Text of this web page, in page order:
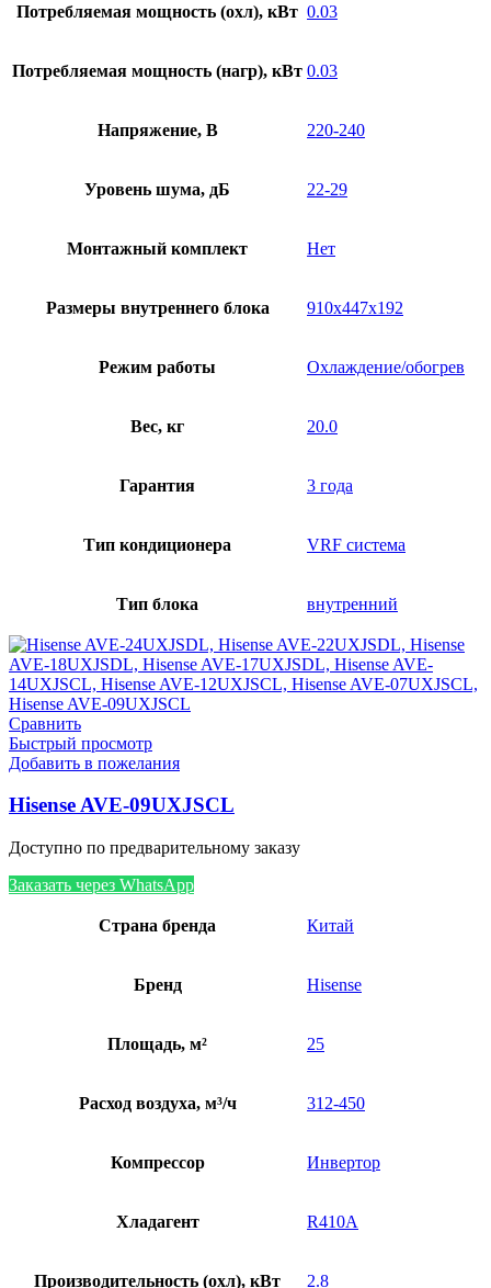
Потребляемая мощность (охл), кВт 0.03
Потребляемая мощность (нагр), кВт 0.03
Напряжение, В 220-240
Уровень шума, дБ 22-29
Монтажный комплект Нет
Размеры внутреннего блока 910x447x192
Режим работы Охлаждение/обогрев
Вес, кг 20.0
Гарантия 3 года
Тип кондиционера VRF система
Тип блока внутренний
Сравнить
Быстрый просмотр
Добавить в пожелания
Hisense AVE-09UXJSCL
Доступно по предварительному заказу
Заказать через WhatsApp
Страна бренда Китай
Бренд Hisense
Площадь, м² 25
Расход воздуха, м³/ч 312-450
Компрессор Инвертор
Хладагент R410A
Производительность (охл), кВт 2.8